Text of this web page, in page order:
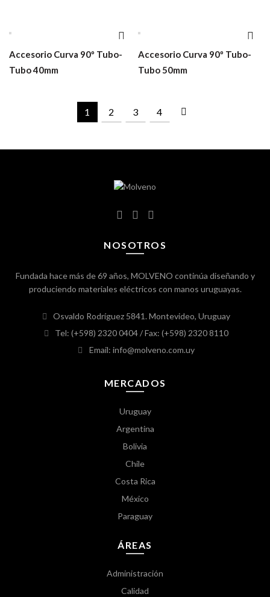
Accesorio Curva 90º Tubo-
Tubo 40mm
Accesorio Curva 90º Tubo-
Tubo 50mm
1 2 3 4
NOSOTROS
Fundada hace más de 69 años, MOLVENO continúa diseñando y
produciendo materiales eléctricos con manos uruguayas.
Osvaldo Rodríguez 5841. Montevideo, Uruguay
Tel: (+598) 2320 0404/ Fax: (+598) 2320 8110
Email: info@molveno.com.uy
MERCADOS
Uruguay
Argentina
Bolivia
Chile
Costa Rica
México
Paraguay
ÁREAS
Administración
Calidad